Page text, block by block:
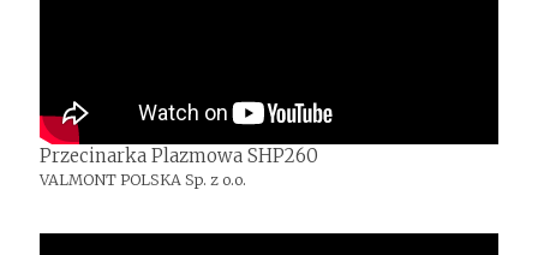
Przecinarka Plazmowa SHP260
VALMONT POLSKA Sp. z o.o.